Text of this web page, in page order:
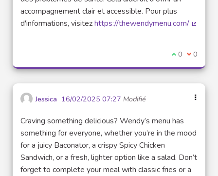
accompagnement clair et accessible. Pour plus
d'informations, visitezhttps://thewendymenu.com/
Je suis
0 Je ne
0
Jessica 16/02/2025 07:27 Modifié
Craving something delicious? Wendy’s menu has
something for everyone, whether you’re in the mood
for a juicy Baconator, a crispy Spicy Chicken
Sandwich, or a fresh, lighter option like a salad. Don’t
forget to complete your meal with classic fries or a